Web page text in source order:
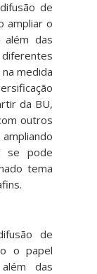
de
ampliar o
das
medida
da BU,
outros
se pode
tema
de
o papel
das